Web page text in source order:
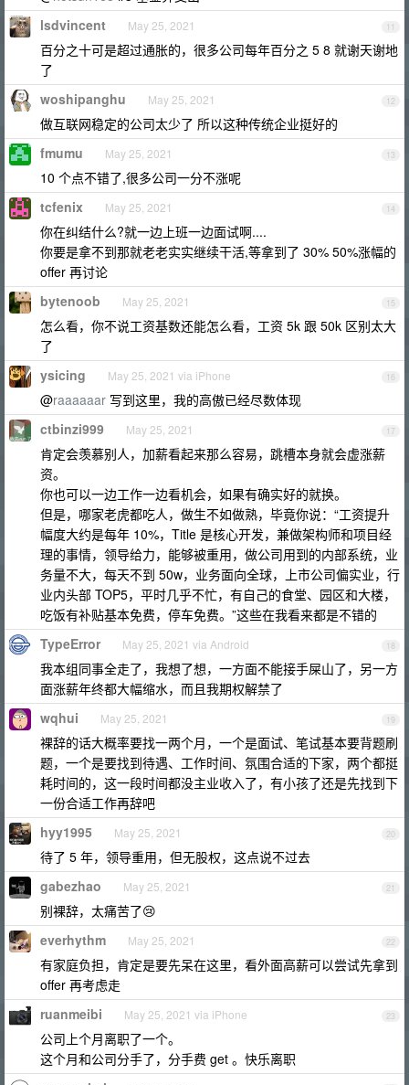
11
lsdvincent May 25, 2021
百分之十可是超过通胀的，很多公司每年百分之 5 8 就谢天谢地
了
12
woshipanghu May 25, 2021
做互联网稳定的公司太少了 所以这种传统企业挺好的
13
fmumu May 25, 2021
10 个点不错了,很多公司一分不涨呢
14
tcfenix May 25, 2021
你在纠结什么?就一边上班一边面试啊....
你要是拿不到那就老老实实继续干活,等拿到了 30% 50%涨幅的
offer 再讨论
15
bytenoob May 25, 2021
怎么看，你不说工资基数还能怎么看，工资 5k 跟 50k 区别太大
了
16
ysicing May 25, 2021 via iPhone
@raaaaaar 写到这里，我的高傲已经尽数体现
17
ctbinzi999 May 25, 2021
肯定会羡慕别人，加薪看起来那么容易，跳槽本身就会虚涨薪
资。
你也可以一边工作一边看机会，如果有确实好的就换。
但是，哪家老虎都吃人，做生不如做熟，毕竟你说：“工资提升
幅度大约是每年 10%，Title 是核心开发，兼做架构师和项目经
理的事情，领导给力，能够被重用，做公司用到的内部系统，业
务量不大，每天不到 50w，业务面向全球，上市公司偏实业，行
业内头部 TOP5，平时几乎不忙，有自己的食堂、园区和大楼，
吃饭有补贴基本免费，停车免费。”这些在我看来都是不错的
18
TypeError May 25, 2021 via Android
我本组同事全走了，我想了想，一方面不能接手屎山了，另一方
面涨薪年终都大幅缩水，而且我期权解禁了
19
wqhui May 25, 2021
裸辞的话大概率要找一两个月，一个是面试、笔试基本要背题刷
题，一个是要找到待遇、工作时间、氛围合适的下家，两个都挺
耗时间的，这一段时间都没主业收入了，有小孩了还是先找到下
一份合适工作再辞吧
20
hyy1995 May 25, 2021
待了 5 年，领导重用，但无股权，这点说不过去
21
gabezhao May 25, 2021
别裸辞，太痛苦了😢
22
everhythm May 25, 2021
有家庭负担，肯定是要先呆在这里，看外面高薪可以尝试先拿到
offer 再考虑走
23
ruanmeibi May 25, 2021 via iPhone
公司上个月离职了一个。
这个月和公司分手了，分手费 get 。快乐离职